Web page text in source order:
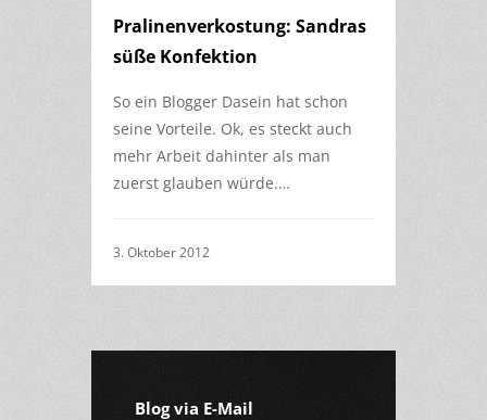
Pralinenverkostung: Sandras
süße Konfektion
So ein Blogger Dasein hat schon
seine Vorteile. Ok, es steckt auch
mehr Arbeit dahinter als man
zuerst glauben würde.…
3. Oktober 2012
Blog via E-Mail